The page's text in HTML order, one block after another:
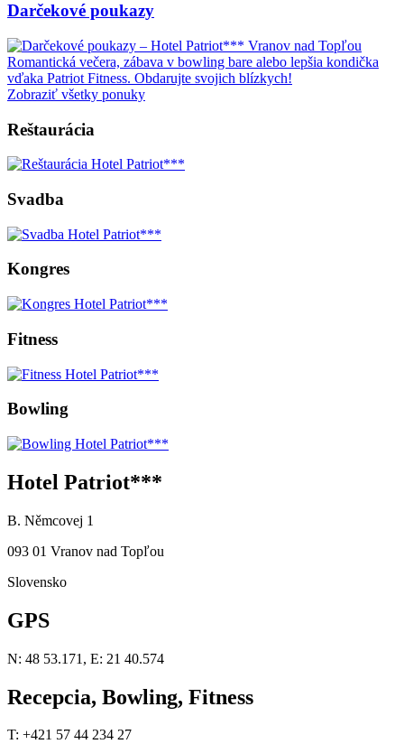
Darčekové poukazy
Romantická večera, zábava v bowling bare alebo lepšia kondička
vďaka Patriot Fitness. Obdarujte svojich blízkych!
Zobraziť všetky ponuky
Reštaurácia
Svadba
Kongres
Fitness
Bowling
Hotel Patriot***
B. Němcovej 1
093 01 Vranov nad Topľou
Slovensko
GPS
N: 48 53.171, E: 21 40.574
Recepcia, Bowling, Fitness
T: +421 57 44 234 27